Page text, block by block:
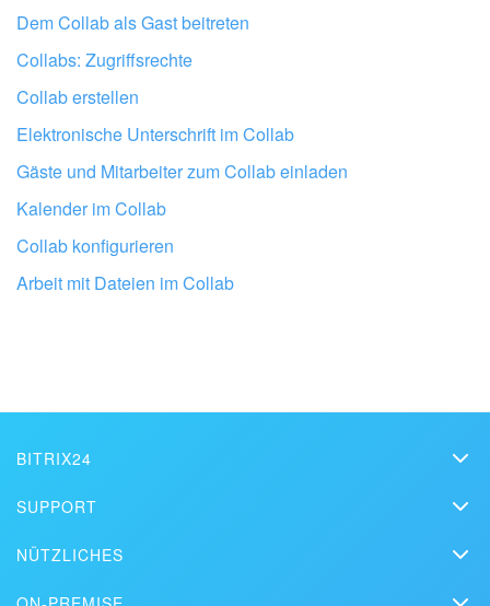
Lassen Sie Ihr Bitrix24 von Profis
Dem Collab als Gast beitreten
Collabs: Zugriffsrechte
Collab erstellen
Elektronische Unterschrift im Collab
Gäste und Mitarbeiter zum Collab einladen
Kalender im Collab
Collab konfigurieren
Arbeit mit Dateien im Collab
BITRIX24
Pressemappe
Kontakt
SUPPORT
NÜTZLICHES